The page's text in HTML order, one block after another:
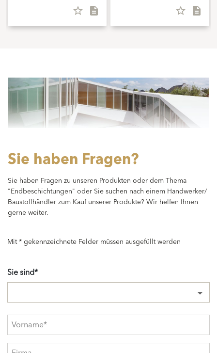
star_border description star_border description
Sie haben Fragen?
Sie haben Fragen zu unseren Produkten oder dem Thema
"Endbeschichtungen" oder Sie suchen nach einem Handwerker/
Baustoffhändler zum Kauf unserer Produkte? Wir helfen Ihnen
gerne weiter.
Mit * gekennzeichnete Felder müssen ausgefüllt werden
Sie sind*